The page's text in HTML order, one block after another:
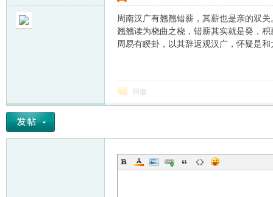
周南汉广有翘翘错薪，其薪也是亲的双关
翘翘读为桡曲之桡，错薪其实就是癸，积
周易有睽卦，以其辞返观汉广，怀疑是
回復